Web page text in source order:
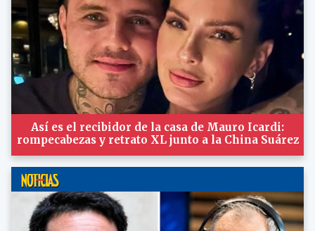
Así es el recibidor de la casa de Mauro Icardi:
rompecabezas y retrato XL junto a la China Suárez